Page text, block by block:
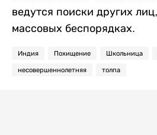
ведутся поиски других
массовых беспорядках.
Индия Похищение Школьница
несовершеннолетняя толпа